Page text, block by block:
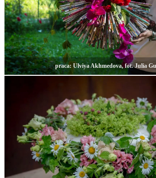
praca: Ulviya Akhmedova, fot. Julia